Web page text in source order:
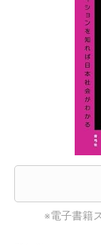
※電子書籍